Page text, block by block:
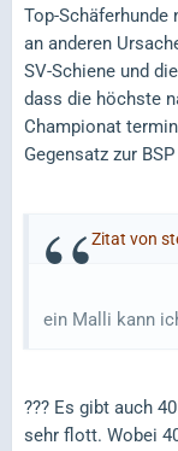
Top-Schäferhunde
an anderen
SV-Schiene und
dass die höchste
Championat
Gegensatz zur
Zitat von
ein Malli kann
??? Es gibt auch
sehr flott. Wobei